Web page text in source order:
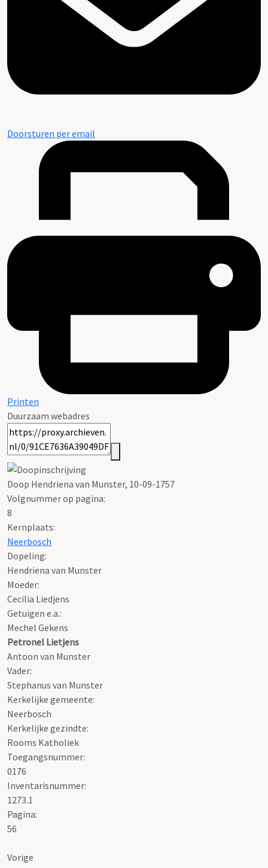
Doorsturen per email
Printen
Duurzaam webadres
Doop Hendriena van Munster, 10-09-1757
Volgnummer op pagina:
8
Kernplaats:
Neerbosch
Dopeling:
Hendriena van Munster
Moeder:
Cecilia Liedjens
Getuigen e.a.:
Mechel Gekens
Petronel Lietjens
Antoon van Munster
Vader:
Stephanus van Munster
Kerkelijke gemeente:
Neerbosch
Kerkelijke gezindte:
Rooms Katholiek
Toegangsnummer:
0176
Inventarisnummer:
1273.1
Pagina:
56
Vorige